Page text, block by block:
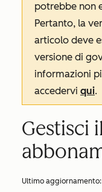
potrebbe non
Pertanto, la
articolo deve
versione di
informazioni
accedervi qui.
Gestisci
Ultimo aggiornamento: